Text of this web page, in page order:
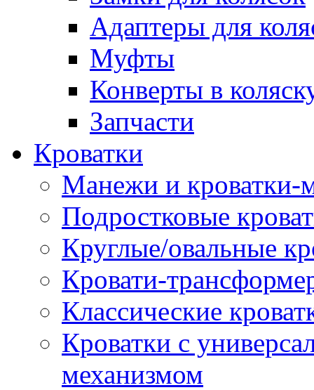
Адаптеры для
Муфты
Конверты в
Запчасти
Кроватки
Манежи и кроватки-
Подростковые
Круглые/овальные
Кровати-
Классические
Кроватки с
механизмом